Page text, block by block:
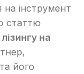
інструмент
статтю
на
його